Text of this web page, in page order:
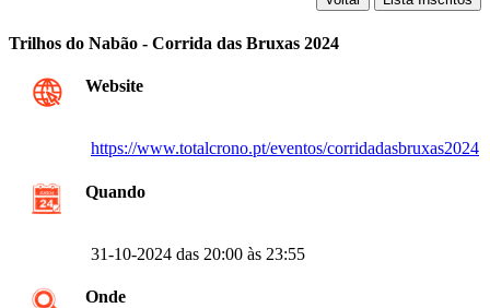
Trilhos do Nabão - Corrida das Bruxas 2024
Website
https://www.totalcrono.pt/eventos/corridadasbruxas2024
Quando
31-10-2024 das 20:00 às 23:55
Onde